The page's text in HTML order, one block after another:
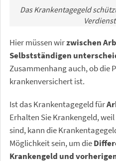
Das Krankentagegeld
Hier müssen wirzwischen
Selbstständigen
Zusammenhang auch, ob die
krankenversichert ist.
Ist das Krankentagegeld für
Erhalten Sie Krankengeld,
sind, kann die
Möglichkeit sein, um die
Krankengeld und